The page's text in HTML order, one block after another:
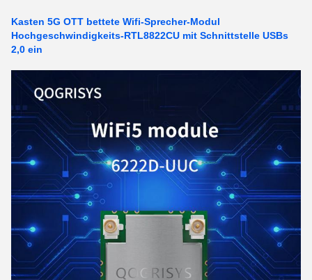
Kasten 5G OTT bettete Wifi-Sprecher-Modul
Hochgeschwindigkeits-RTL8822CU mit Schnittstelle USBs
2,0 ein